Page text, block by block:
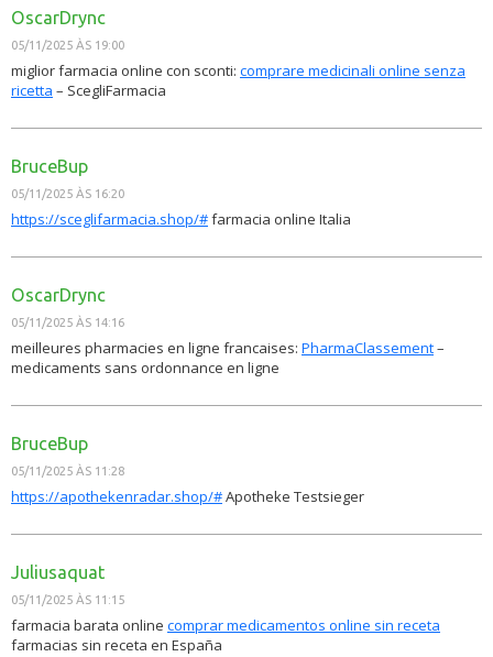
OscarDrync
05/11/2025 ÀS 19:00
miglior farmacia online con sconti: comprare medicinali online senza
ricetta – ScegliFarmacia
BruceBup
05/11/2025 ÀS 16:20
https://sceglifarmacia.shop/#farmacia online Italia
OscarDrync
05/11/2025 ÀS 14:16
meilleures pharmacies en ligne francaises: PharmaClassement–
medicaments sans ordonnance en ligne
BruceBup
05/11/2025 ÀS 11:28
https://apothekenradar.shop/#Apotheke Testsieger
Juliusaquat
05/11/2025 ÀS 11:15
farmacia barata online comprar medicamentos online sin receta
farmacias sin receta en España